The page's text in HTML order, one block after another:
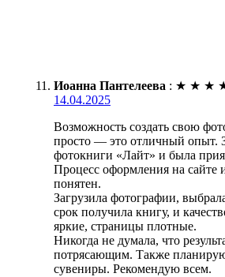
Иоанна Пантелеева : ★ ★ ★
14.04.2025
Возможность создать свою
просто — это отличный опыт.
фотокниги «Лайт» и была
Процесс оформления на сайте
понятен.
Загрузила фотографии,
срок получила книгу, и
яркие, страницы плотные.
Никогда не думала, что
потрясающим. Также планирую
сувениры. Рекомендую всем.